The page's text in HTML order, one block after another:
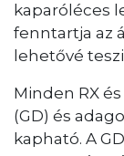
kaparóléces
fenntartja az
lehetővé
Minden RX
(GD) és
kapható. A